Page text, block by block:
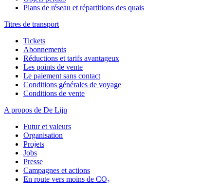
Plans de réseau et répartitions des quais
Titres de transport
Tickets
Abonnements
Réductions et tarifs avantageux
Les points de vente
Le paiement sans contact
Conditions générales de voyage
Conditions de vente
A propos de De Lijn
Futur et valeurs
Organisation
Projets
Jobs
Presse
Campagnes et actions
En route vers moins de CO₂